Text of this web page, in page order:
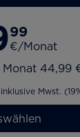
99
€/Monat
Monat 44,99
Mwst.